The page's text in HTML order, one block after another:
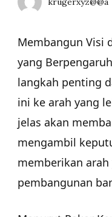
Membangun Visi
yang
langkah penting
ini ke arah yang
jelas akan
mengambil
memberikan
pembangunan